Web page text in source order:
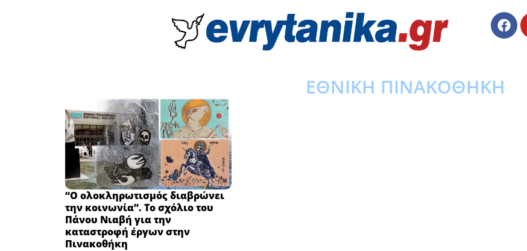
ΕΘΝΙΚΗ ΠΙΝΑΚΟΘΗΚΗ
“Ο ολοκληρωτισμός διαβρώνει
την κοινωνία”. Το σχόλιο του
Πάνου Νιαβή για την
καταστροφή έργων στην
Πινακοθήκη